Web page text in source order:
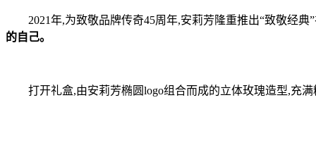
2021年,为致敬品牌传奇45周年,安莉芳隆重推出“致敬经典
的自己。
打开礼盒,由安莉芳椭圆logo组合而成的立体玫瑰造型,充满